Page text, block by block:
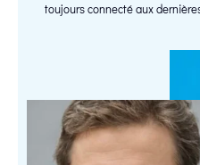
toujours connecté aux